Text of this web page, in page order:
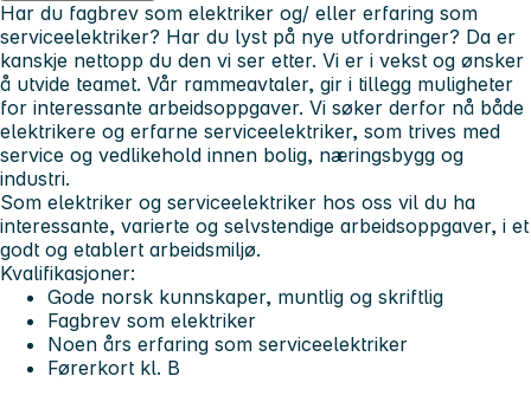
Har du fagbrev som elektriker og/ eller erfaring som
serviceelektriker? Har du lyst på nye utfordringer? Da er
kanskje nettopp du den vi ser etter. Vi er i vekst og ønsker
å utvide teamet. Vår rammeavtaler, gir i tillegg muligheter
for interessante arbeidsoppgaver. Vi søker derfor nå både
elektrikere og erfarne serviceelektriker, som trives med
service og vedlikehold innen bolig, næringsbygg og
industri.
Som elektriker og serviceelektriker hos oss vil du ha
interessante, varierte og selvstendige arbeidsoppgaver, i et
godt og etablert arbeidsmiljø.
Kvalifikasjoner:
Gode norsk kunnskaper, muntlig og skriftlig
Fagbrev som elektriker
Noen års erfaring som serviceelektriker
Førerkort kl. B